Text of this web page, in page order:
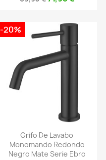
Grifo De Lavabo
Monomando Redondo
Negro Mate Serie Ebro
-20%